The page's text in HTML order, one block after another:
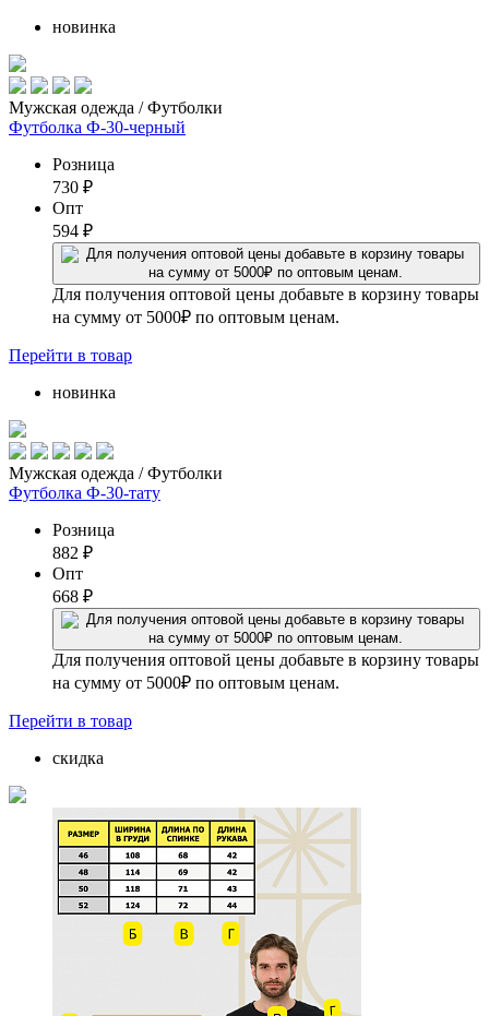
новинка
Мужская одежда / Футболки
Футболка Ф-30-черный
Розница
730 ₽
Опт
594 ₽
Для получения оптовой цены добавьте в корзину товары
на сумму от 5000₽ по оптовым ценам.
Перейти в товар
новинка
Мужская одежда / Футболки
Футболка Ф-30-тату
Розница
882 ₽
Опт
668 ₽
Для получения оптовой цены добавьте в корзину товары
на сумму от 5000₽ по оптовым ценам.
Перейти в товар
скидка